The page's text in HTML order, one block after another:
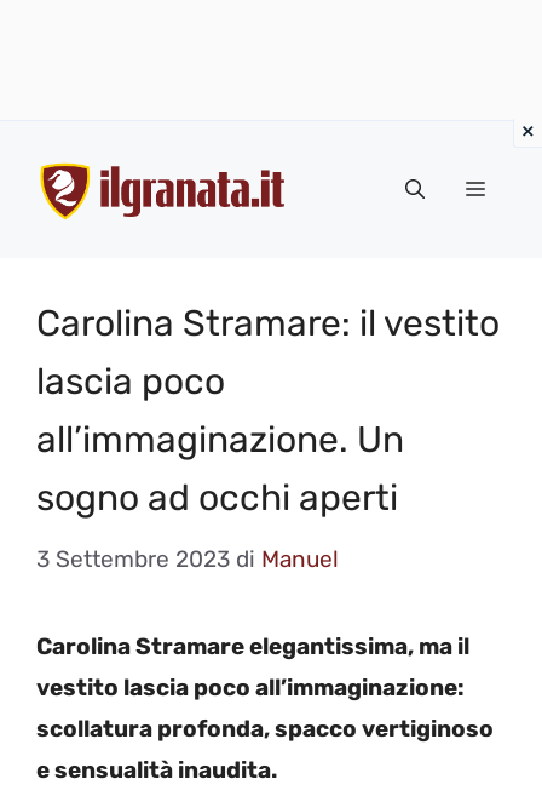
contenuto
Menu
Carolina Stramare: il vestito
lascia poco
all’immaginazione. Un
sogno ad occhi aperti
3 Settembre 2023 di Manuel
Carolina Stramare elegantissima, ma il
vestito lascia poco all’immaginazione:
scollatura profonda, spacco vertiginoso
e sensualità inaudita.